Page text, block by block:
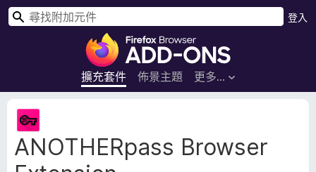
F
r
e
x
瀏
擴充套件 佈景主題 更多…
登入
搜
ANOTHERpass Browser
擴
充
套
件